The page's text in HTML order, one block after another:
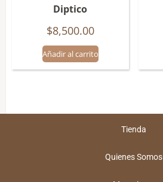
Diptico
$8,500.00
Añadir al carrito
Tienda
Quienes Somos